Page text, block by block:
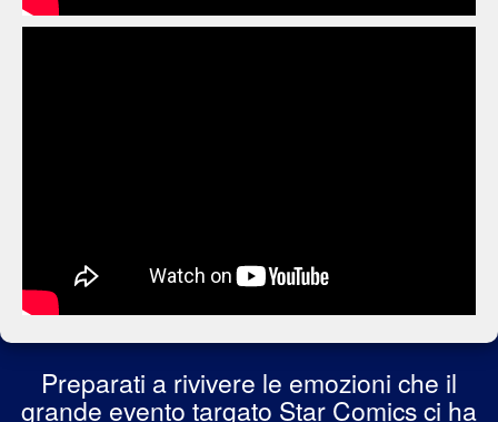
CAMPI BISENZIO (FI)
CAPACCIO-PAESTUM (SA)
CAPUA (CE)
Preparati a rivivere le emozioni che il
grande evento targato Star Comics ci ha